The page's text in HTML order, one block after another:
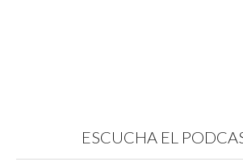
ESCUCHA EL